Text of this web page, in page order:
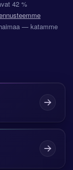
42 %
— katamme